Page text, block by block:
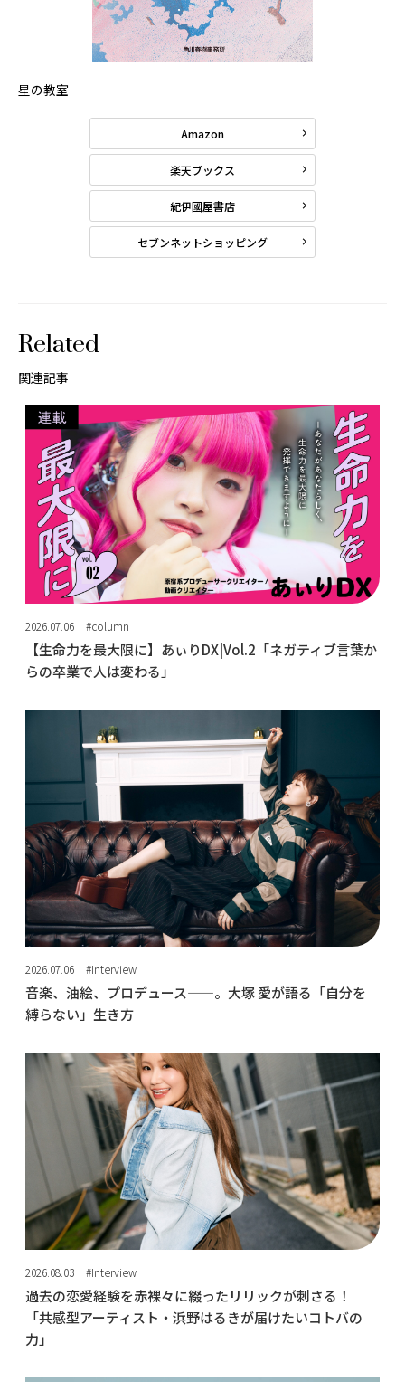
星の教室
Amazon
楽天ブックス
紀伊國屋書店
セブンネットショッピング
Related
関連記事
2026.07.06 #column
【生命力を最大限に】あぃりDX|Vol.2「ネガティブ言葉か
らの卒業で人は変わる」
2026.07.06 #Interview
音楽、油絵、プロデュース——。大塚 愛が語る「自分を
縛らない」生き方
2026.08.03 #Interview
過去の恋愛経験を赤裸々に綴ったリリックが刺さる！
「共感型アーティスト・浜野はるきが届けたいコトバの
力」